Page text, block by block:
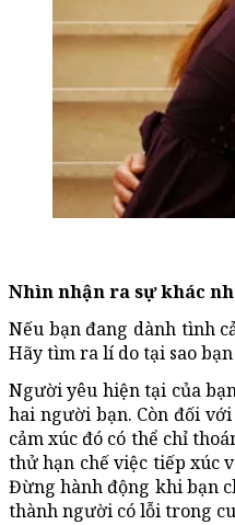
Nhìn nhận ra sự khác
Nếu bạn đang dành tình
Hãy tìm ra lí do tại sao
Người yêu hiện tại của
hai người bạn. Còn đối
cảm xúc đó có thể chỉ
thử hạn chế việc tiếp xúc
Đừng hành động khi bạn
thành người có lỗi trong